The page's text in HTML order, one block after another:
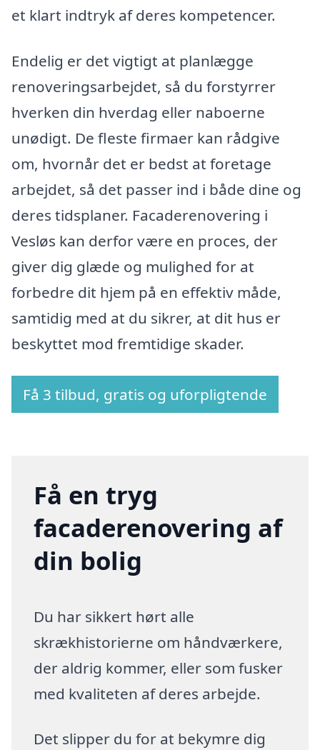
et klart indtryk af deres kompetencer.
Endelig er det vigtigt at planlægge
renoveringsarbejdet, så du forstyrrer
hverken din hverdag eller naboerne
unødigt. De fleste firmaer kan rådgive
om, hvornår det er bedst at foretage
arbejdet, så det passer ind i både dine og
deres tidsplaner. Facaderenovering i
Vesløs kan derfor være en proces, der
giver dig glæde og mulighed for at
forbedre dit hjem på en effektiv måde,
samtidig med at du sikrer, at dit hus er
beskyttet mod fremtidige skader.
Få 3 tilbud, gratis og uforpligtende
Få en tryg
facaderenovering af
din bolig
Du har sikkert hørt alle
skrækhistorierne om håndværkere,
der aldrig kommer, eller som fusker
med kvaliteten af deres arbejde.
Det slipper du for at bekymre dig